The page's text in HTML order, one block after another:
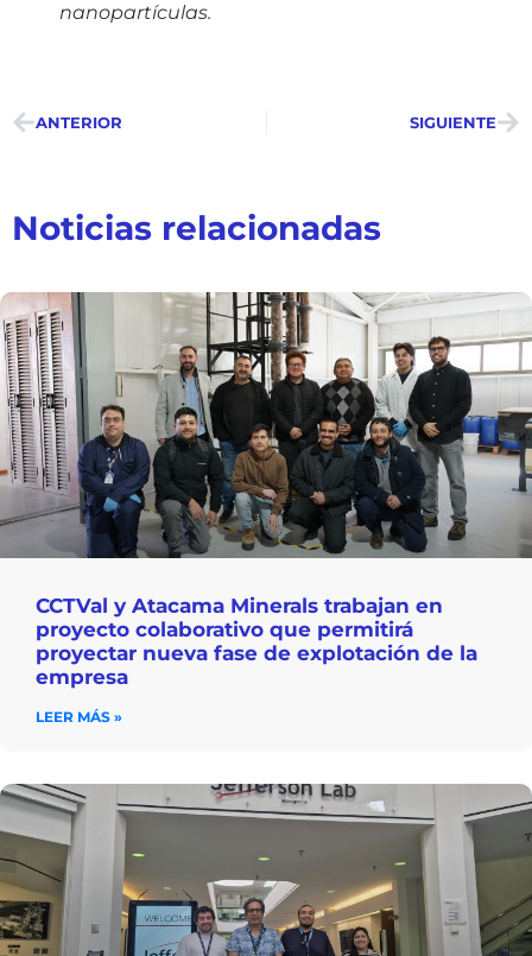
nanopartículas.
ANTERIOR SIGUIENTE
Noticias relacionadas
CCTVal y Atacama Minerals trabajan en
proyecto colaborativo que permitirá
proyectar nueva fase de explotación de la
empresa
LEER MÁS »